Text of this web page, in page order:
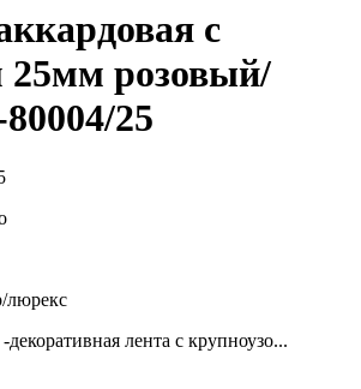
с
25мм розовый/
25
люрекс
лента с крупноузо...